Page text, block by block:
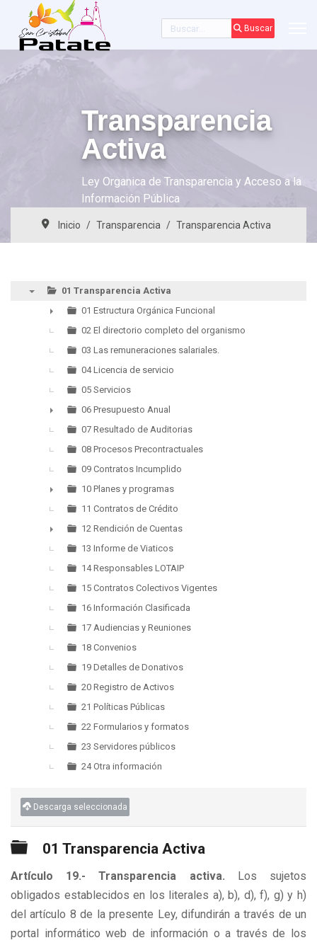
Buscar Buscar
Transparencia
Activa
Ley Organica de Transparencia y Acceso a la
Información Pública
Inicio Transparencia Transparencia Activa
01 Transparencia Activa
►
01 Estructura Orgánica Funcional
02 El directorio completo del organismo
03 Las remuneraciones salariales.
04 Licencia de servicio
05 Servicios
►
06 Presupuesto Anual
07 Resultado de Auditorias
08 Procesos Precontractuales
09 Contratos Incumplido
►
10 Planes y programas
11 Contratos de Crédito
►
12 Rendición de Cuentas
13 Informe de Viaticos
14 Responsables LOTAIP
15 Contratos Colectivos Vigentes
16 Información Clasificada
17 Audiencias y Reuniones
18 Convenios
19 Detalles de Donativos
20 Registro de Activos
21 Políticas Públicas
22 Formularios y formatos
23 Servidores públicos
24 Otra información
Descarga seleccionada
Carpeta
01 Transparencia Activa
Artículo 19.- Transparencia activa. Los sujetos
obligados establecidos en los literales a), b), d), f), g) y h)
del artículo 8 de la presente Ley, difundirán a través de un
portal informático web de información o a través de los